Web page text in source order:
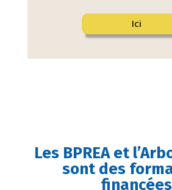
Ici
Les BPREA et
sont des
financées